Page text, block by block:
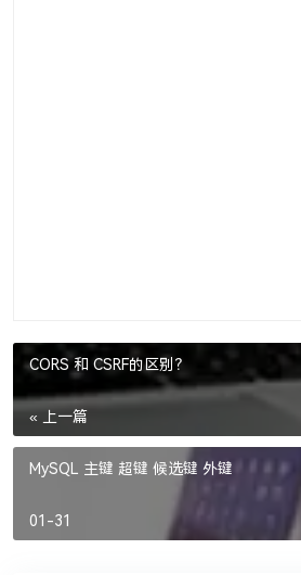
CORS 和 CSRF的区别？
« 上一篇
MySQL 主键 超键 候选键 外键
01-31